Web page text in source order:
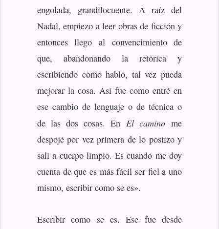
engolada, grandilocuente. A raíz del
Nadal, empiezo a leer obras de ficción y
entonces llego al convencimiento de
que, abandonando la retórica y
escribiendo como hablo, tal vez pueda
mejorar la cosa. Así fue como entré en
ese cambio de lenguaje o de técnica o
de las dos cosas. EnEl camino me
despojé por vez primera de lo postizo y
salí a cuerpo limpio. Es cuando me doy
cuenta de que es más fácil ser fiel a uno
mismo, escribir como se es».
Escribir como se es. Ese fue desde